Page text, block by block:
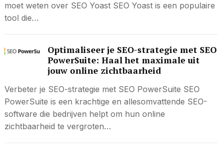
moet weten over SEO Yoast SEO Yoast is een populaire
tool die…
Optimaliseer je SEO-strategie met SEO
PowerSuite: Haal het maximale uit
jouw online zichtbaarheid
Verbeter je SEO-strategie met SEO PowerSuite SEO
PowerSuite is een krachtige en allesomvattende SEO-
software die bedrijven helpt om hun online
zichtbaarheid te vergroten…